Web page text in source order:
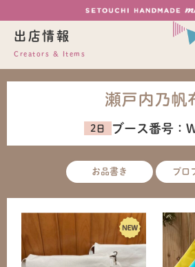
出店情報
Creators & Items
瀬戸内乃帆
ブース番号：
お品書き プロ